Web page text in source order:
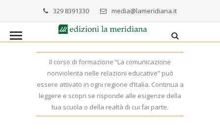
329 8391330 media@lameridiana.it
Il corso di formazione “La comunicazione
nonviolenta nelle relazioni educative” può
essere attivato in ogni regione d’Italia. Continua a
leggere e scopri se risponde alle esigenze della
tua scuola o della realtà di cui fai parte.